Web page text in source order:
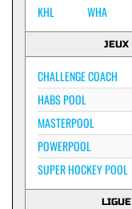
KHL
WHA
JEUX
CHALLENGE COACH
HABS POOL
MASTERPOOL
POWERPOOL
SUPER HOCKEY POOL
LIGUE